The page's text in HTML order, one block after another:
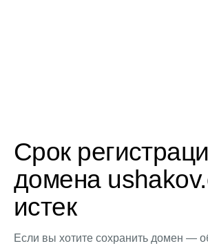
Срок
домена
истек
Если вы хотите сохранить домен —